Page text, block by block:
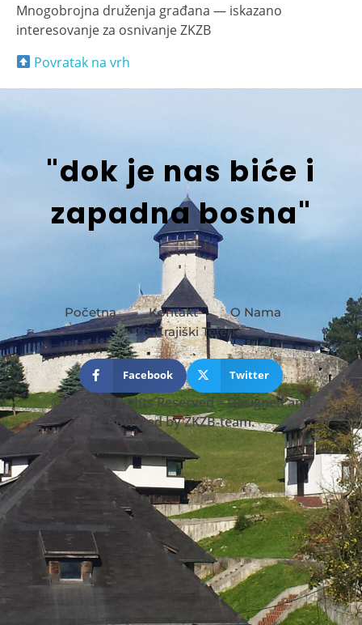
Mnogobrojna druženja građana — iskazano
interesovanje za osnivanje ZKZB
Povratak na vrh
"dok je nas biće i
zapadna bosna"
Početna Kontakt
O Nama
26. Krajiški Teferič
Facebook Twitter
© 2025 All Rights Reserved–Designed and
Powered byZKZB-team.